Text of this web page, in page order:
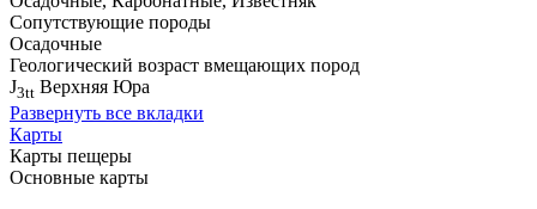
Сопутствующие породы
Осадочные
Геологический возраст вмещающих пород
J3tt Верхняя Юра
Развернуть все вкладки
Карты
Карты пещеры
Основные карты